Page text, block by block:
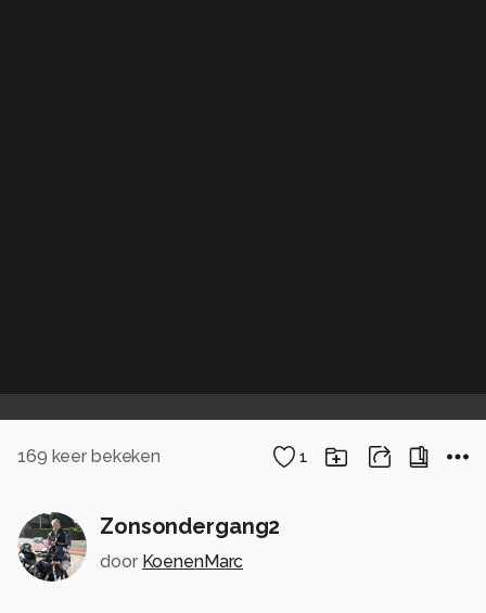
169 keer bekeken 1
Zonsondergang2
door KoenenMarc